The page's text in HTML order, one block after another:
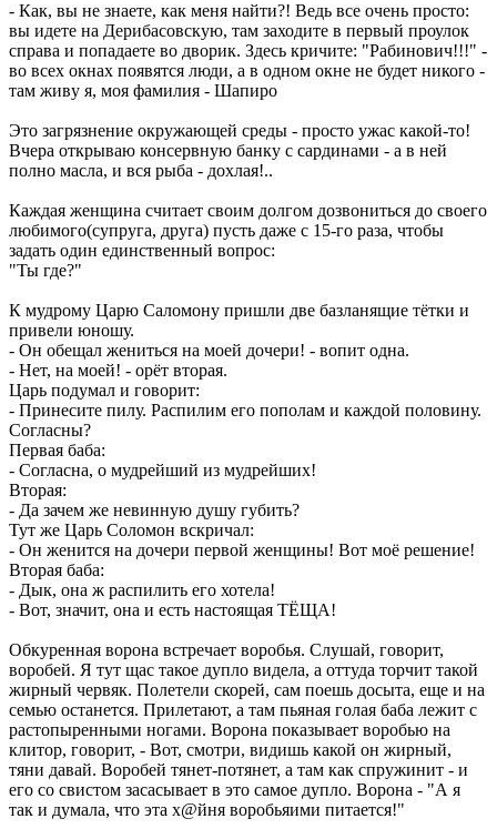
- Как, вы не знаете, как меня найти?! Ведь все очень просто:
вы идете на Дерибасовскую, там заходите в первый проулок
справа и попадаете во дворик. Здесь кричите: "Рабинович!!!" -
во всех окнах появятся люди, а в одном окне не будет никого -
там живy я, моя фамилия - Шапиро
Это загрязнение окружающей среды - просто ужас какой-то!
Вчера открываю консервную банку с сардинами - а в ней
полно масла, и вся рыба - дохлая!..
Каждая женщина считает своим долгом дозвониться до своего
любимого(супруга, друга) пусть даже с 15-го раза, чтобы
задать один единственный вопрос:
"Ты где?"
К мудрому Царю Саломону пришли две базланящие тётки и
привели юношу.
- Он обещал жениться на моей дочери! - вопит одна.
- Нет, на моей! - орёт вторая.
Царь подумал и говорит:
- Принесите пилу. Распилим его пополам и каждой половину.
Согласны?
Первая баба:
- Согласна, о мудрейший из мудрейших!
Вторая:
- Да зачем же невинную душу губить?
Тут же Царь Соломон вскричал:
- Он женится на дочери первой женщины! Вот моё решение!
Вторая баба:
- Дык, она ж распилить его хотела!
- Вот, значит, она и есть настоящая ТЁЩА!
Обкуренная ворона встречает воробья. Слушай, говорит,
воробей. Я тут щас такое дупло видела, а оттуда торчит такой
жирный червяк. Полетели скорей, сам поешь досыта, еще и на
семью останется. Прилетают, а там пьяная голая баба лежит с
растопыренными ногами. Ворона показывает воробью на
клитор, говорит, - Вот, смотри, видишь какой он жирный,
тяни давай. Воробей тянет-потянет, а там как спружинит - и
его со свистом засасывает в это самое дупло. Ворона - "А я
так и думала, что эта х@йня воробьяими питается!"